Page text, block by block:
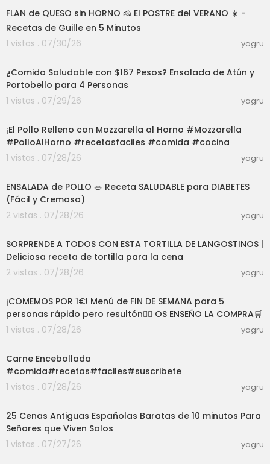
FLAN de QUESO sin HORNO 🧀 El POSTRE del VERANO ☀️ -
Recetas de Guille en 5 Minutos
1 vistas . 07/30/26
yagru
¿Comida Saludable con $167 Pesos? Ensalada de Atún y
Portobello para 4 Personas
1 vistas . 07/29/26
yagru
¡El Pollo Relleno con Mozzarella al Horno #Mozzarella
#PolloAlHorno #recetasfaciles #comida #cocina
1 vistas . 07/28/26
yagru
ENSALADA de POLLO 🥗 Receta SALUDABLE para DIABETES
(Fácil y Cremosa)
2 vistas . 07/28/26
yagru
SORPRENDE A TODOS CON ESTA TORTILLA DE LANGOSTINOS |
Deliciosa receta de tortilla para la cena
2 vistas . 07/28/26
yagru
¡COMEMOS POR 1€! Menú de FIN DE SEMANA para 5
personas rápido pero resultón👍🏼 OS ENSEÑO LA COMPRA🛒
1 vistas . 07/28/26
yagru
Carne Encebollada
#comida#recetas#faciles#suscribete
1 vistas . 07/28/26
yagru
25 Cenas Antiguas Españolas Baratas de 10 minutos Para
Señores que Viven Solos
1 vistas . 07/27/26
yagru